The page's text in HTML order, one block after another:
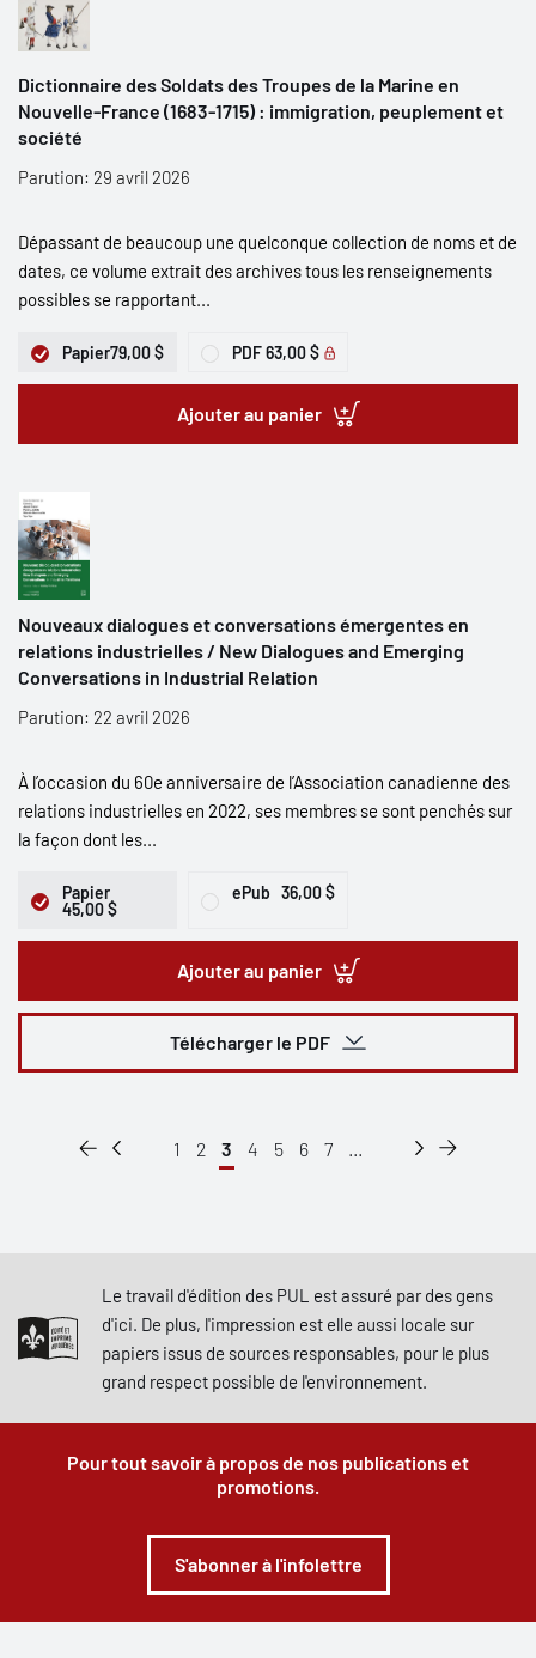
Dictionnaire des Soldats des Troupes de la Marine en
Nouvelle-France (1683-1715) : immigration, peuplement et
société
Parution: 29 avril 2026
Dépassant de beaucoup une quelconque collection de noms et de
dates, ce volume extrait des archives tous les renseignements
possibles se rapportant...
Papier79,00 $ PDF 63,00 $
Ajouter au panier
Nouveaux dialogues et conversations émergentes en
relations industrielles / New Dialogues and Emerging
Conversations in Industrial Relation
Parution: 22 avril 2026
À l’occasion du 60e anniversaire de l’Association canadienne des
relations industrielles en 2022, ses membres se sont penchés sur
la façon dont les...
Papier
45,00 $
ePub 36,00 $
Ajouter au panier
Télécharger le PDF
1 2 3 4 5 6 7 ...
Le travail d'édition des PUL est assuré par des gens
d'ici. De plus, l'impression est elle aussi locale sur
papiers issus de sources responsables, pour le plus
grand respect possible de l'environnement.
Pour tout savoir à propos de nos publications et
promotions.
S'abonner à l'infolettre